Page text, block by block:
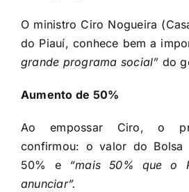
O ministro Ciro Nogueira
do Piauí, conhece bem a
grande programa social” do
Aumento de 50%
Ao empossar Ciro, o
confirmou: o valor do Bolsa
50% e
“mais 50% que o
anunciar”.